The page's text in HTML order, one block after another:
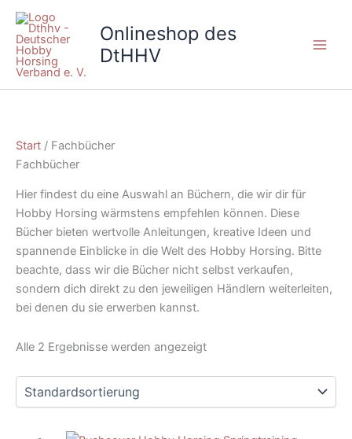
Zum
Inhalt
springen
Onlineshop des
DtHHV
Start / Fachbücher
Fachbücher
Hier findest du eine Auswahl an Büchern, die wir dir für
Hobby Horsing wärmstens empfehlen können. Diese
Bücher bieten wertvolle Anleitungen, kreative Ideen und
spannende Einblicke in die Welt des Hobby Horsing. Bitte
beachte, dass wir die Bücher nicht selbst verkaufen,
sondern dich direkt zu den jeweiligen Händlern weiterleiten,
bei denen du sie erwerben kannst.
Alle 2 Ergebnisse werden angezeigt